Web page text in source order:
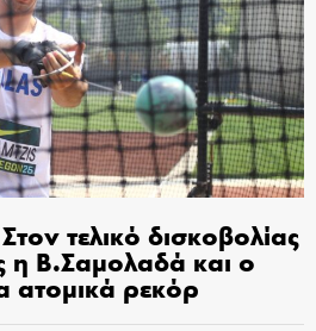
τελικό δισκοβολίας
η Β.Σαμολαδά και ο
ατομικά ρεκόρ